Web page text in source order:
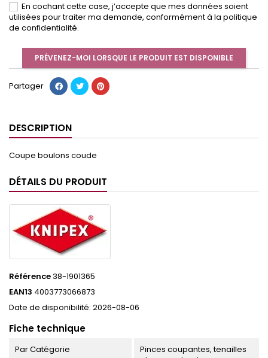
En cochant cette case, j’accepte que mes données soient
utilisées pour traiter ma demande, conformément à la politique
de confidentialité.
PRÉVENEZ-MOI LORSQUE LE PRODUIT EST DISPONIBLE
Partager
DESCRIPTION
Coupe boulons coude
DÉTAILS DU PRODUIT
Référence38-1901365
EAN13 4003773066873
Date de disponibilité: 2026-08-06
Fiche technique
Par Catégorie
Pinces coupantes, tenailles